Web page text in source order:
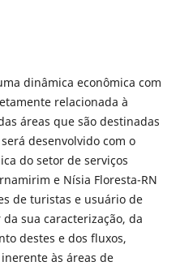
dinâmica econômica com
relacionada à
áreas que são destinadas
desenvolvido com o
do setor de serviços
e Nísia Floresta-RN
de turistas e usuário de
sua caracterização, da
destes e dos fluxos,
às áreas de